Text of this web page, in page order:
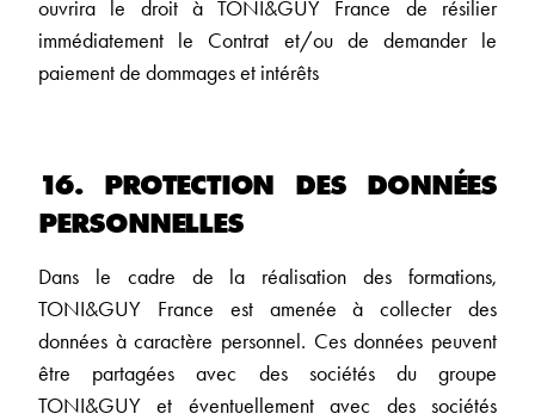
ouvrira le droit à TONI&GUY France de résilier
immédiatement le Contrat et/ou de demander le
paiement de dommages et intérêts
16. PROTECTION DES DONNÉES
PERSONNELLES
Dans le cadre de la réalisation des formations,
TONI&GUY France est amenée à collecter des
données à caractère personnel. Ces données peuvent
être partagées avec des sociétés du groupe
TONI&GUY et éventuellement avec des sociétés